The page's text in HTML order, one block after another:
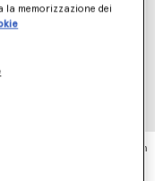
Dritti in Lana con
la memorizzazione dei